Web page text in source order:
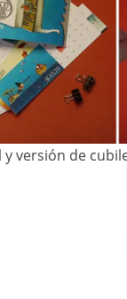
y versión de